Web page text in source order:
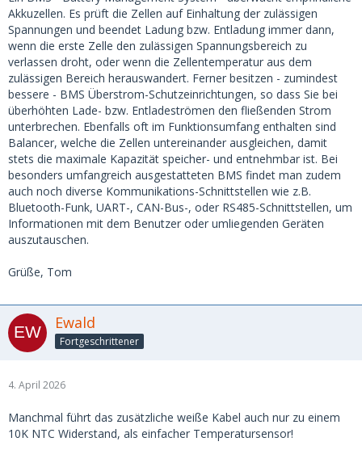
Akkuzellen. Es prüft die Zellen auf Einhaltung der zulässigen
Spannungen und beendet Ladung bzw. Entladung immer dann,
wenn die erste Zelle den zulässigen Spannungsbereich zu
verlassen droht, oder wenn die Zellentemperatur aus dem
zulässigen Bereich herauswandert. Ferner besitzen - zumindest
bessere - BMS Überstrom-Schutzeinrichtungen, so dass Sie bei
überhöhten Lade- bzw. Entladeströmen den fließenden Strom
unterbrechen. Ebenfalls oft im Funktionsumfang enthalten sind
Balancer, welche die Zellen untereinander ausgleichen, damit
stets die maximale Kapazität speicher- und entnehmbar ist. Bei
besonders umfangreich ausgestatteten BMS findet man zudem
auch noch diverse Kommunikations-Schnittstellen wie z.B.
Bluetooth-Funk, UART-, CAN-Bus-, oder RS485-Schnittstellen, um
Informationen mit dem Benutzer oder umliegenden Geräten
auszutauschen.
Grüße, Tom
Ewald
Fortgeschrittener
4. April 2026
Manchmal führt das zusätzliche weiße Kabel auch nur zu einem
10K NTC Widerstand, als einfacher Temperatursensor!